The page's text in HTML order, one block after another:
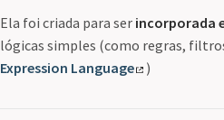
Ela foi criada para ser incorporada
lógicas simples (como regras,
Expression Language
)